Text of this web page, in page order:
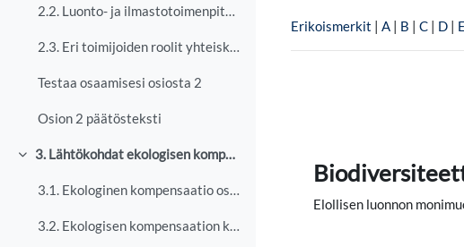
2.2. Luonto- ja ilmastotoimenpiteiden synergiat ja ristiriidat
2.3. Eri toimijoiden roolit yhteiskunnallisten syvämuutosten edistämisessä
Testaa osaamisesi osiosta 2
Osion 2 päätösteksti
Tiivistä
3. Lähtökohdat ekologisen kompensaation suunnitteluun
3.1. Ekologinen kompensaatio osana lievennyshierarkiaa
3.2. Ekologisen kompensaation käyttö hankkeissa ja luonnonarvojen tuottamisessa Suomessa
Erikoismerkit | A | B | C | D | E
Elollisen luonnon